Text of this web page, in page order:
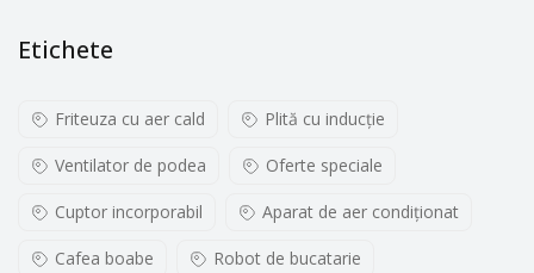
Etichete
Friteuza cu aer cald Plită cu inducţie
Ventilator de podea Oferte speciale
Cuptor incorporabil Aparat de aer condiționat
Cafea boabe Robot de bucatarie